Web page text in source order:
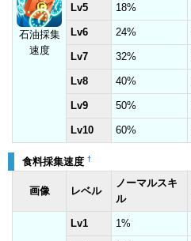
石油採集
速度
Lv5 18%
Lv6 24%
Lv7 32%
Lv8 40%
Lv9 50%
Lv10 60%
食料採集速度 †
画像 レベル
ノーマルスキ
ル
Lv1 1%